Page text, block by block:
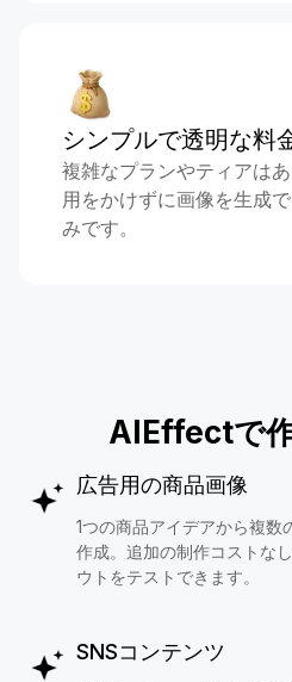
シンプルで透明な料
複雑なプランやティアは
用をかけずに画像を生成
みです。
AIEffectで
広告用の商品画像
1つの商品アイデアから複数
作成。追加の制作コストな
ウトをテストできます。
SNSコンテンツ